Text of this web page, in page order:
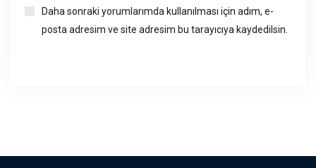
Daha sonraki yorumlarımda kullanılması için adım, e-
posta adresim ve site adresim bu tarayıcıya kaydedilsin.